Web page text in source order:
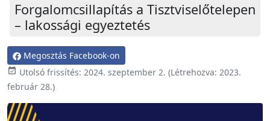
Forgalomcsillapítás a Tisztviselőtelepen
– lakossági egyeztetés
Megosztás Facebook-on
 Utolsó frissítés: 2024. szeptember 2. (Létrehozva: 2023.
február 28.)